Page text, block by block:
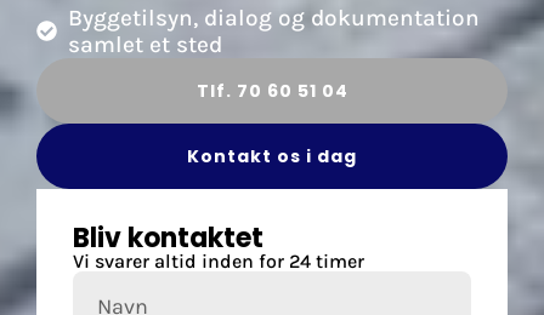
Byggetilsyn, dialog og dokumentation
samlet et sted
Tlf. 70 60 51 04
Kontakt os i dag
Bliv kontaktet
Vi svarer altid inden for 24 timer